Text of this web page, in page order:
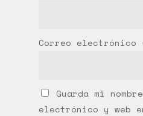
Correo electrónico
Guarda mi
electrónico y web